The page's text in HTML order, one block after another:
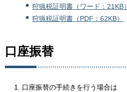
狩猟税証明書（ワード：21KB）
狩猟税証明書（PDF：62KB）
口座振替
口座振替の手続きを行う場合は